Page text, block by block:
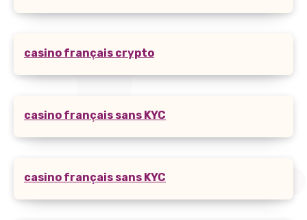
casino français crypto
casino français sans KYC
casino français sans KYC